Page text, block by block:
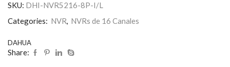
SKU: DHI-NVR5216-8P-I/L
Categories: NVR, NVRs de 16 Canales
DAHUA
Share: